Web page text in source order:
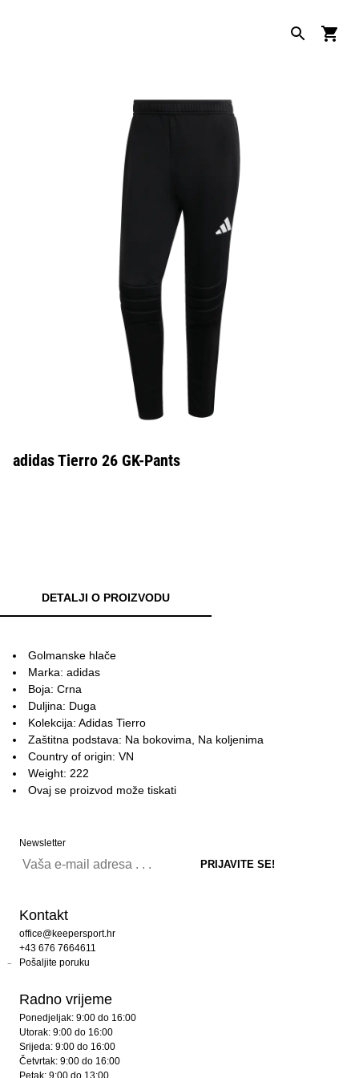
adidas Tierro 26 GK-Pants
DETALJI O PROIZVODU
Golmanske hlače
Marka: adidas
Boja: Crna
Duljina: Duga
Kolekcija: Adidas Tierro
Zaštitna podstava: Na bokovima, Na koljenima
Country of origin: VN
Weight: 222
Ovaj se proizvod može tiskati
Newsletter
Kontakt
office@keepersport.hr
+43 676 7664611
Pošaljite poruku
Radno vrijeme
Ponedjeljak: 9:00 do 16:00
Utorak: 9:00 do 16:00
Srijeda: 9:00 do 16:00
Četvrtak: 9:00 do 16:00
Petak: 9:00 do 13:00